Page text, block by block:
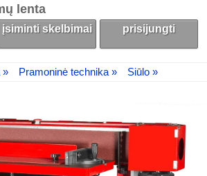
lenta
įsiminti skelbimai prisijungti
» Pramoninė technika » Siūlo »